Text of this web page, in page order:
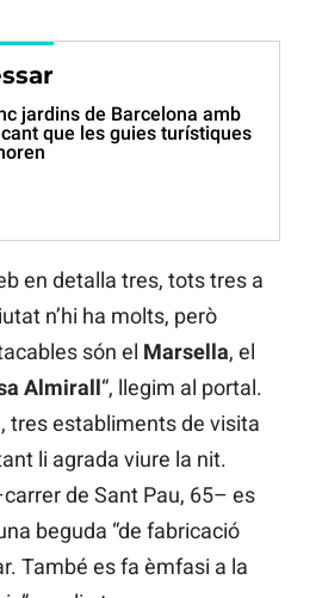
jardins de Barcelona amb
que les guies turístiques
en detalla tres, tots tres a
n’hi ha molts, però
són el Marsella, el
Almirall“, llegim al portal.
tres establiments de visita
li agrada viure la nit.
de Sant Pau, 65– es
beguda “de fabricació
També es fa èmfasi a la